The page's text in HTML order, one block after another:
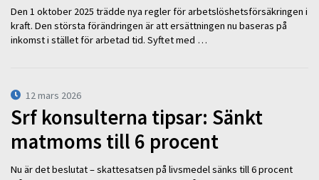
Den 1 oktober 2025 trädde nya regler för arbetslöshetsförsäkringen i
kraft. Den största förändringen är att ersättningen nu baseras på
inkomst i stället för arbetad tid. Syftet med …
12 mars 2026
Srf konsulterna tipsar: Sänkt
matmoms till 6 procent
Nu är det beslutat – skattesatsen på livsmedel sänks till 6 procent